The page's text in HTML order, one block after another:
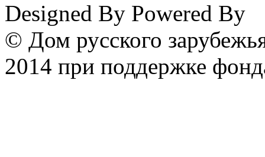
Designed By Powered By
© Дом русского
2014 при поддержке